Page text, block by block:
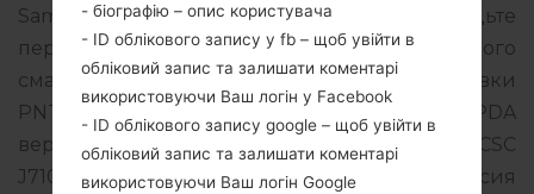
Samsung Galaxy J7 2016, але не забудьте
перевірити, чи відповідає номер моделі вашого
смартфона вказаному SM-J710MN. Код прошивки
PNT для PERU. Продукт поставляється з PDA
версією J710MNUBU4CRK1 версія CSC
J710MNPNT4CRK1, MODEM версия
- біографію – опис користувача
- ID облікового запису у fb – щоб увійти в
обліковий запис та залишати коментарі
використовуючи Ваш логін у Facebook
- ID облікового запису google – щоб увійти в
обліковий запис та залишати коментарі
використовуючи Ваш логін Google